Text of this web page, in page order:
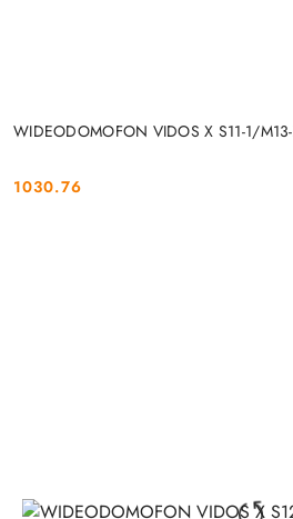
WIDEODOMOFON VIDOS X S11-1/
Cena:
1030.76